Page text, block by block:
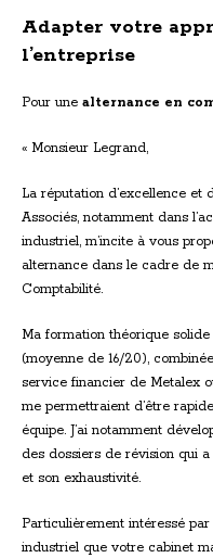
Adapter votre
l’entreprise
Pour une alternance en
« Monsieur Legrand,
La réputation d’excellence
Associés, notamment dans
industriel, m’incite à vous
alternance dans le cadre de
Comptabilité.
Ma formation théorique
(moyenne de 16/20),
service financier de Metalex
me permettraient d’être
équipe. J’ai notamment
des dossiers de révision qui
et son exhaustivité.
Particulièrement intéressé
industriel que votre cabinet